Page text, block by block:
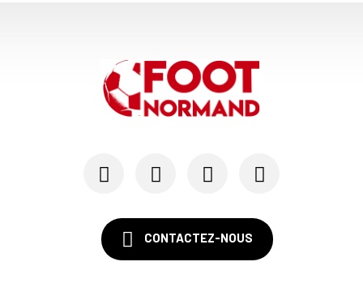
CONTACTEZ-NOUS